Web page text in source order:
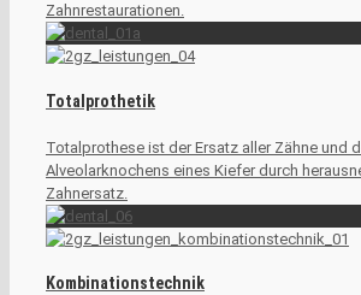
Zahnrestaurationen.
Totalprothetik
Totalprothese ist der Ersatz aller Zähne und
Alveolarknochens eines Kiefer durch
Zahnersatz.
Kombinationstechnik